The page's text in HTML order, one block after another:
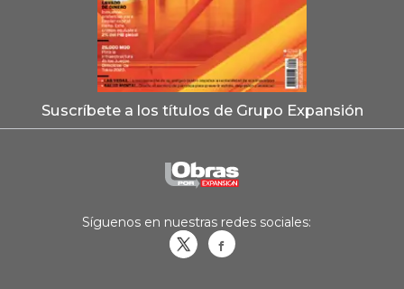
Suscríbete a los títulos de Grupo Expansión
Síguenos en nuestras redes sociales: